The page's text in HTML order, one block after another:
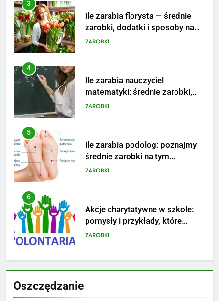
3
Ile zarabia florysta — średnie
zarobki, dodatki i sposoby na
podwyżkę
ZAROBKI
4
Ile zarabia nauczyciel
matematyki: średnie zarobki,
dodatki i perspektywy
ZAROBKI
5
Ile zarabia podolog: poznajmy
średnie zarobki na tym
stanowisku
ZAROBKI
6
Akcje charytatywne w szkole:
pomysły i przykłady, które
zainspirują
ZAROBKI
7
Oszczędzanie